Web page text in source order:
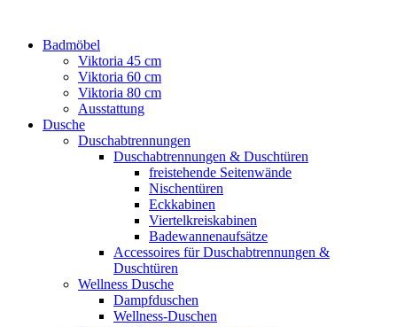
Badmöbel
Viktoria 45 cm
Viktoria 60 cm
Viktoria 80 cm
Ausstattung
Dusche
Duschabtrennungen
Duschabtrennungen & Duschtüren
freistehende Seitenwände
Nischentüren
Eckkabinen
Viertelkreiskabinen
Badewannenaufsätze
Accessoires für Duschabtrennungen &
Duschtüren
Wellness Dusche
Dampfduschen
Wellness-Duschen